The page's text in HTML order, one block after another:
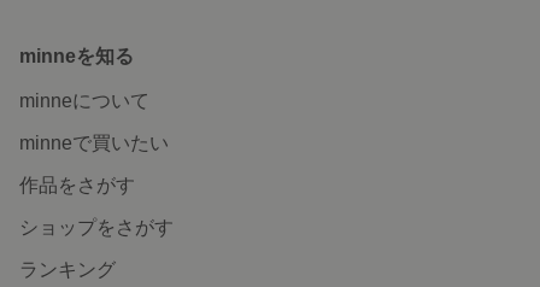
minneを知る
minneについて
minneで買いたい
作品をさがす
ショップをさがす
ランキング